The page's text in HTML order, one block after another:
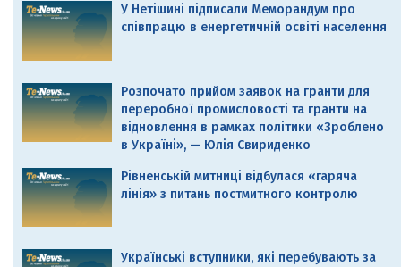
У Нетішині підписали Меморандум про
співпрацю в енергетичній освіті населення
Розпочато прийом заявок на гранти для
переробної промисловості та гранти на
відновлення в рамках політики «Зроблено
в Україні», — Юлія Свириденко
Рівненській митниці відбулася «гаряча
лінія» з питань постмитного контролю
Українські вступники, які перебувають за